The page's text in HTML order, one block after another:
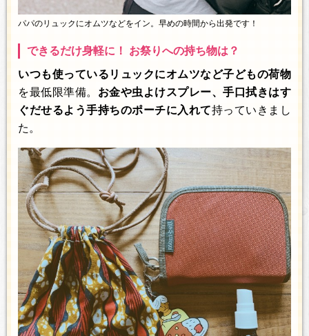
パパのリュックにオムツなどをイン。早めの時間から出発です！
できるだけ身軽に！ お祭りへの持ち物は？
いつも使っているリュックにオムツなど子どもの荷物
を最低限準備。 お金や虫よけスプレー、手口拭きはす
ぐだせるよう手持ちのポーチに入れて持っていきまし
た。